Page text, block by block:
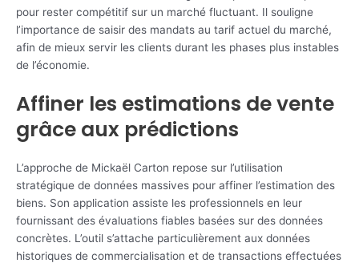
pour rester compétitif sur un marché fluctuant. Il souligne
l’importance de saisir des mandats au tarif actuel du marché,
afin de mieux servir les clients durant les phases plus instables
de l’économie.
Affiner les estimations de vente
grâce aux prédictions
L’approche de Mickaël Carton repose sur l’utilisation
stratégique de données massives pour affiner l’estimation des
biens. Son application assiste les professionnels en leur
fournissant des évaluations fiables basées sur des données
concrètes. L’outil s’attache particulièrement aux données
historiques de commercialisation et de transactions effectuées